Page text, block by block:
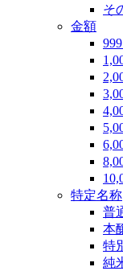
そ
金額
特定名称
普
本
特
純